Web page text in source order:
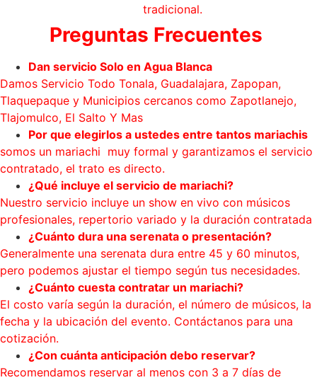
tradicional.
Preguntas Frecuentes
Dan servicio Solo en Agua Blanca
Damos Servicio Todo Tonala, Guadalajara, Zapopan,
Tlaquepaque y Municipios cercanos como Zapotlanejo,
Tlajomulco, El Salto Y Mas
Por que elegirlos a ustedes entre tantos mariachis
somos un mariachi muy formal y garantizamos el servicio
contratado, el trato es directo.
¿Qué incluye el servicio de mariachi?
Nuestro servicio incluye un show en vivo con músicos
profesionales, repertorio variado y la duración contratada
¿Cuánto dura una serenata o presentación?
Generalmente una serenata dura entre 45 y 60 minutos,
pero podemos ajustar el tiempo según tus necesidades.
¿Cuánto cuesta contratar un mariachi?
El costo varía según la duración, el número de músicos, la
fecha y la ubicación del evento. Contáctanos para una
cotización.
¿Con cuánta anticipación debo reservar?
Recomendamos reservar al menos con 3 a 7 días de